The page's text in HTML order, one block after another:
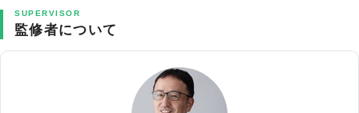
SUPERVISOR
監修者について